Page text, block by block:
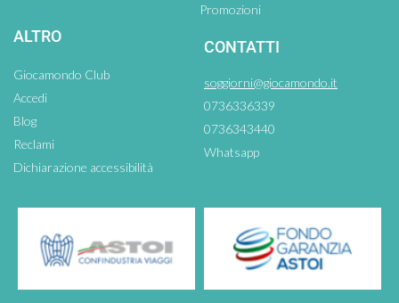
Promozioni
ALTRO
Giocamondo Club
Accedi
Blog
Reclami
Dichiarazione accessibilità
CONTATTI
soggiorni@giocamondo.it
0736336339
0736343440
Whatsapp